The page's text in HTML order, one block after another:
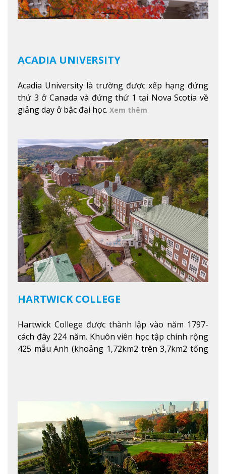
ACADIA UNIVERSITY
Acadia University là trường được xếp hạng đứng
thứ 3 ở Canada và đứng thứ 1 tại Nova Scotia về
giảng dạy ở bậc đại học. Xem thêm
HARTWICK COLLEGE
Hartwick College được thành lập vào năm 1797-
cách đây 224 năm. Khuôn viên học tập chính rộng
425 mẫu Anh (khoảng 1,72km2 trên 3,7km2 tổng